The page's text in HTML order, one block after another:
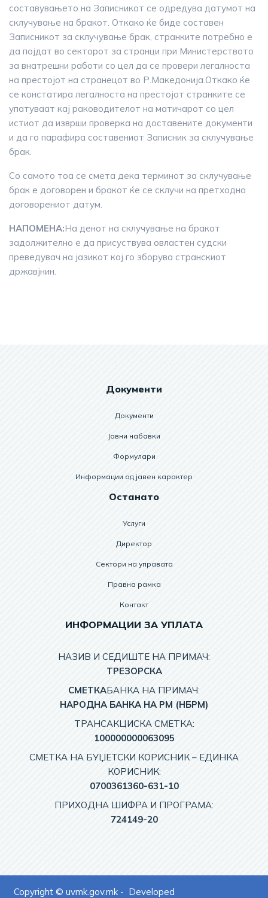
составувањето на Записникот се одредува датумот на
склучување на бракот. Откако ќе биде составен
Записникот за склучување брак, странките потребно е
да појдат во секторот за странци при Министерството
за внатрешни работи со цел да се провери легалноста
на престојот на странецот во Р.Македонија.Откако ќе
се констатира легалноста на престојот странките се
упатуваат кај раководителот на матичарот со цел
истиот да изврши проверка на доставените документи
и да го парафира составениот Записник за склучување
брак.
Со самото тоа се смета дека терминот за склучување
брак е договорен и бракот ќе се склучи на претходно
договорениот датум.
НАПОМЕНА:На денот на склучување на бракот
задолжително е да присуствува овластен судски
преведувач на јазикот кој го зборува странскиот
државјнин.
Документи
Документи
Јавни набавки
Формулари
Информации од јавен карактер
Останато
Услуги
Директор
Сектори на управата
Правна рамка
Контакт
ИНФОРМАЦИИ ЗА УПЛАТА
НАЗИВ И СЕДИШТЕ НА ПРИМАЧ:
TРЕЗОРСКА
СМЕТКАБАНКА НА ПРИМАЧ:
НАРОДНА БАНКА НА РМ (НБРМ)
ТРАНСАКЦИСКА СМЕТКА:
100000000063095
СМЕТКА НА БУЏЕТСКИ КОРИСНИК – EДИНКА
КОРИСНИК:
0700361360-631-10
ПРИХОДНА ШИФРА И ПРОГРАМА:
724149-20
Copyright © uvmk.gov.mk - Developed